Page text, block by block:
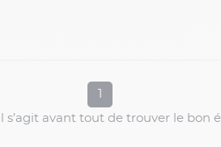
s’agit avant tout de trouver le bon